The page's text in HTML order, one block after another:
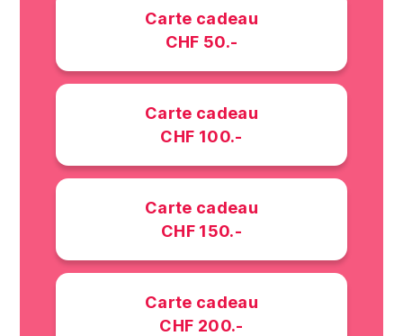
Carte cadeau
CHF 50.-
Carte cadeau
CHF 100.-
Carte cadeau
CHF 150.-
Carte cadeau
CHF 200.-